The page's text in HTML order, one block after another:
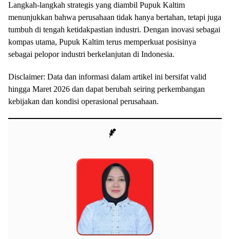
Langkah-langkah strategis yang diambil Pupuk Kaltim
menunjukkan bahwa perusahaan tidak hanya bertahan, tetapi juga
tumbuh di tengah ketidakpastian industri. Dengan inovasi sebagai
kompas utama, Pupuk Kaltim terus memperkuat posisinya
sebagai pelopor industri berkelanjutan di Indonesia.
Disclaimer: Data dan informasi dalam artikel ini bersifat valid
hingga Maret 2026 dan dapat berubah seiring perkembangan
kebijakan dan kondisi operasional perusahaan.